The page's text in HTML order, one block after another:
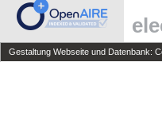
Gestaltung Webseite und Datenbank: